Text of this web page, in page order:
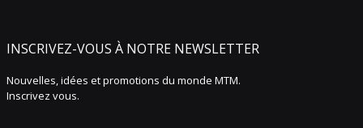
INSCRIVEZ-VOUS À NOTRE NEWSLETTER
Nouvelles, idées et promotions du monde MTM.
Inscrivez vous.